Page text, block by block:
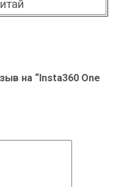
на “Insta360 One